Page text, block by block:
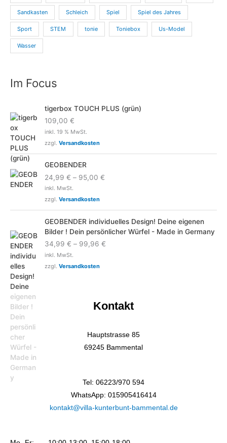
Sandkasten Schleich Spiel Spiel des Jahres
Sport STEM tonie Toniebox Us-Model
Wasser
Im Focus
tigerbox TOUCH PLUS (grün)
109,00€
inkl. 19 % MwSt.
zzgl.Versandkosten
GEOBENDER
24,99€ – 95,00€
inkl. MwSt.
zzgl.Versandkosten
GEOBENDER individuelles Design! Deine eigenen
Bilder ! Dein persönlicher Würfel - Made in Germany
34,99€ – 99,96€
inkl. MwSt.
zzgl.Versandkosten
Kontakt
Hauptstrasse 85
69245 Bammental
Tel: 06223/970 594
WhatsApp: 015905416414
kontakt@villa-kunterbunt-bammental.de